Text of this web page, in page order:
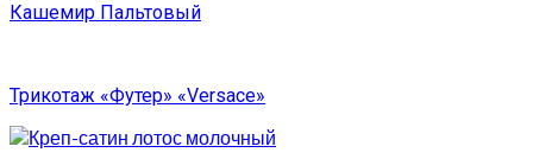
Кашемир Пальтовый
Трикотаж «Футер» «Versace»